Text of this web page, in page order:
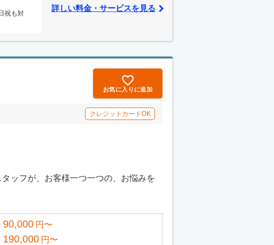
祝も対
詳しい料金・サービスを見る
お気に入りに追加
クレジットカードOK
ッフが、お客様一つ一つの、お悩みを
90,000 円〜
190,000 円〜